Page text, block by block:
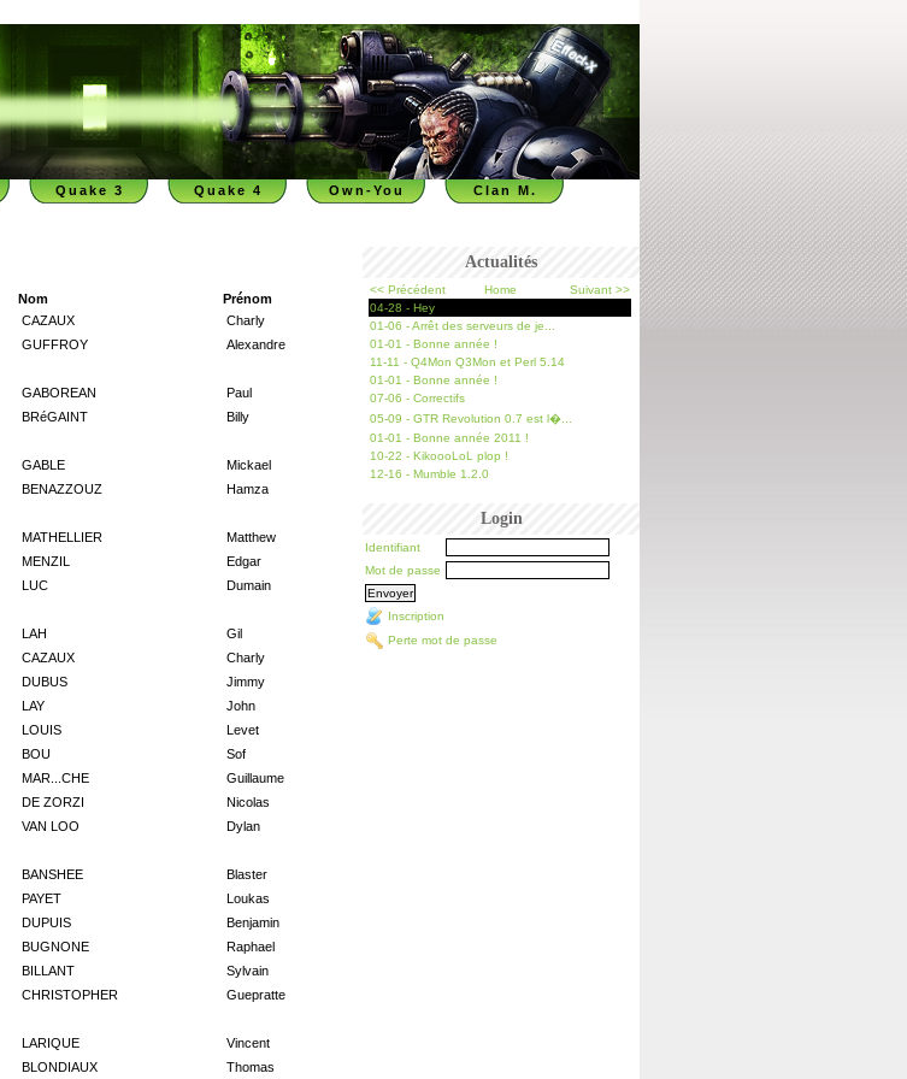
Clan M.
Own-You
Quake 4
Quake 3
Actualités
<< Précédent Home
Suivant >>
04-28 - Hey
01-06 - Arrêt des serveurs de je...
01-01 - Bonne année !
11-11 - Q4Mon Q3Mon et Perl 5.14
01-01 - Bonne année !
07-06 - Correctifs
05-09 - GTR Revolution 0.7 est l�...
01-01 - Bonne année 2011 !
10-22 - KikoooLoL plop !
12-16 - Mumble 1.2.0
Login
Identifiant
Mot de passe
Inscription
Perte mot de passe
Nom
Prénom
CAZAUX
Charly
GUFFROY
Alexandre
GABOREAN
Paul
BRéGAINT
Billy
GABLE
Mickael
BENAZZOUZ
Hamza
MATHELLIER
Matthew
MENZIL
Edgar
LUC
Dumain
LAH
Gil
CAZAUX
Charly
DUBUS
Jimmy
LAY
John
LOUIS
Levet
BOU
Sof
MAR...CHE
Guillaume
DE ZORZI
Nicolas
VAN LOO
Dylan
BANSHEE
Blaster
PAYET
Loukas
DUPUIS
Benjamin
BUGNONE
Raphael
BILLANT
Sylvain
CHRISTOPHER
Guepratte
LARIQUE
Vincent
BLONDIAUX Thomas